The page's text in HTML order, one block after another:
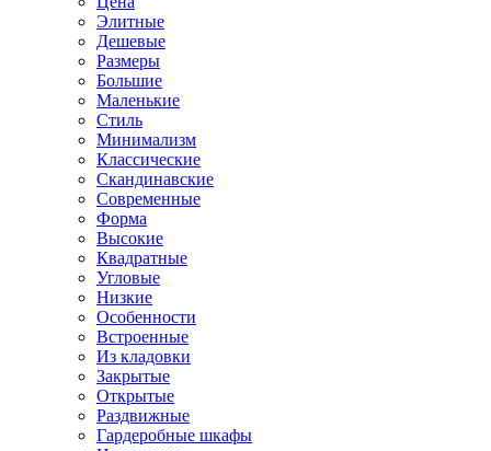
Элитные
Дешевые
Размеры
Большие
Маленькие
Стиль
Минимализм
Классические
Скандинавские
Современные
Форма
Высокие
Квадратные
Угловые
Низкие
Особенности
Встроенные
Из кладовки
Закрытые
Открытые
Раздвижные
Гардеробные шкафы